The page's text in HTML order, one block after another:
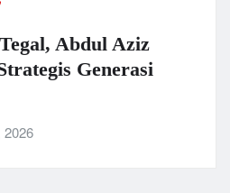
Abdul Aziz
Generasi
2026